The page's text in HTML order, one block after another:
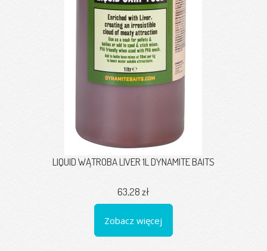
LIQUID WĄTROBA LIVER 1L DYNAMITE BAITS
63,28 zł
Zobacz więcej